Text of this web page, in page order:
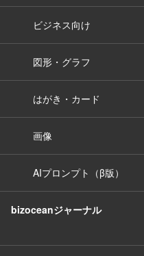
ビジネス向け
図形・グラフ
はがき・カード
画像
AIプロンプト（β版）
bizoceanジャーナル